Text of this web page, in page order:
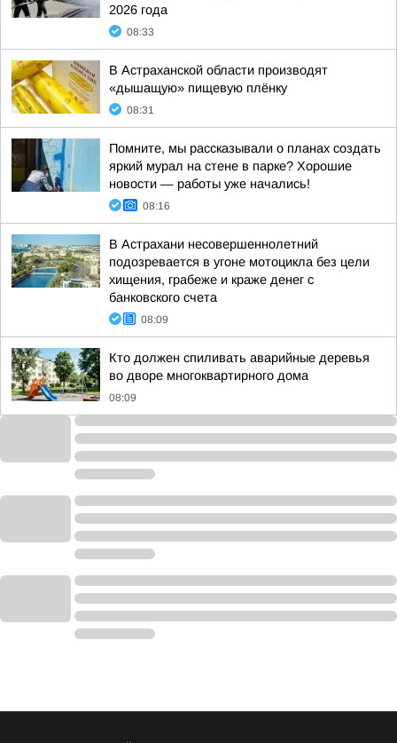
2026 года
08:33
В Астраханской области производят
«дышащую» пищевую плёнку
08:31
Помните, мы рассказывали о планах создать
яркий мурал на стене в парке? Хорошие
новости — работы уже начались!
08:16
В Астрахани несовершеннолетний
подозревается в угоне мотоцикла без цели
хищения, грабеже и краже денег с
банковского счета
08:09
Кто должен спиливать аварийные деревья
во дворе многоквартирного дома
08:09